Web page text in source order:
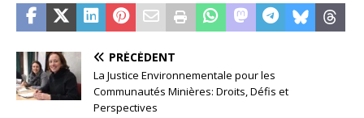
PRÉCÉDENT
La Justice Environnementale pour les
Communautés Minières: Droits, Défis et
Perspectives